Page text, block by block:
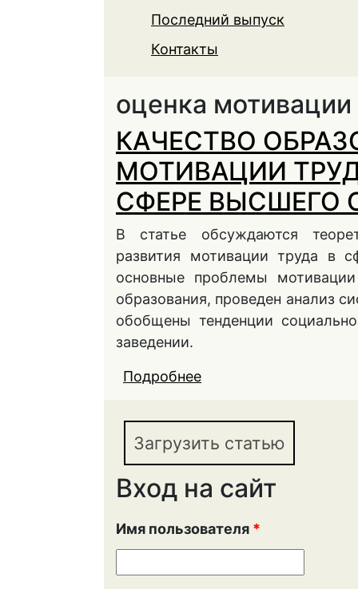
Последний выпуск
Контакты
оценка мотивации
КАЧЕСТВО
МОТИВАЦИИ
СФЕРЕ ВЫСШЕГО
В статье обсуждаются
развития мотивации труда в
основные проблемы
образования, проведен анализ
обобщены тенденции
заведении.
Подробнее
Загрузить статью
Вход на сайт
Имя пользователя *